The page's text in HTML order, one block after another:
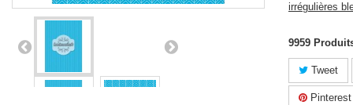
irrégulières
9959
Tweet
Pinterest